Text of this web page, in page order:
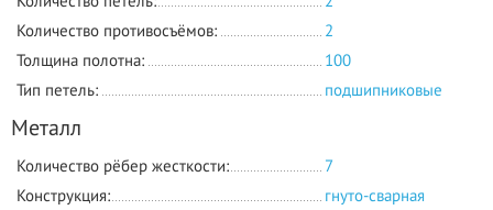
Количество противосъёмов:
2
Толщина полотна:
100
Тип петель:
подшипниковые
Металл
Количество рёбер жесткости:
7
Конструкция:
гнуто-сварная